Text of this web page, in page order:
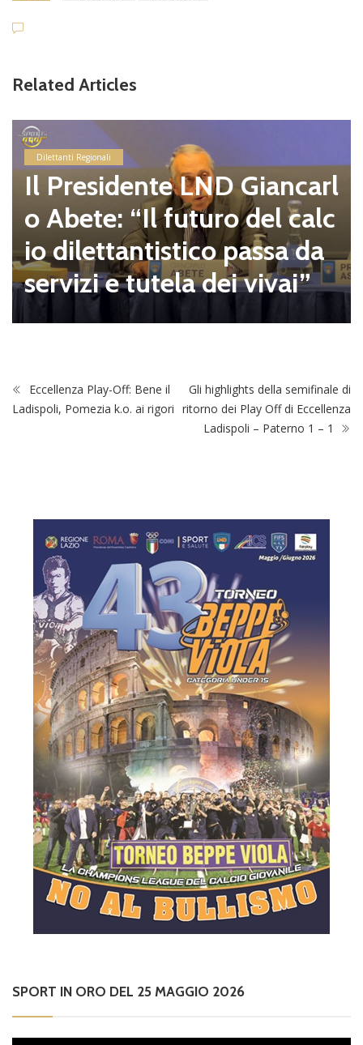
Related Articles
Dilettanti Regionali
Il Presidente LND Giancarl
o Abete: “Il futuro del calc
io dilettantistico passa da
servizi e tutela dei vivai”
Eccellenza Play-Off: Bene il
Ladispoli, Pomezia k.o. ai rigori
Gli highlights della semifinale di
ritorno dei Play Off di Eccellenza
Ladispoli – Paterno 1 – 1
SPORT IN ORO DEL 25 MAGGIO 2026